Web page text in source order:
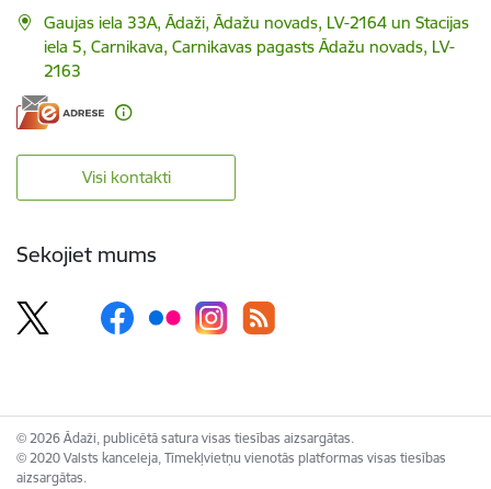
Gaujas iela 33A, Ādaži, Ādažu novads, LV-2164 un Stacijas
iela 5, Carnikava, Carnikavas pagasts Ādažu novads, LV-
2163
Visi kontakti
Sekojiet mums
© 2026 Ādaži, publicētā satura visas tiesības aizsargātas.
© 2020 Valsts kanceleja, Tīmekļvietņu vienotās platformas visas tiesības
aizsargātas.